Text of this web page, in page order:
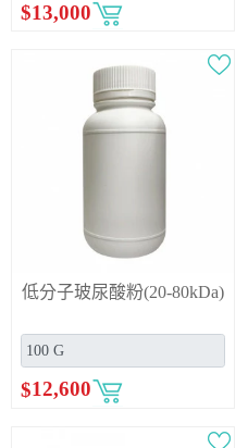
$13,000
低分子玻尿酸粉(20-80kDa)
$12,600